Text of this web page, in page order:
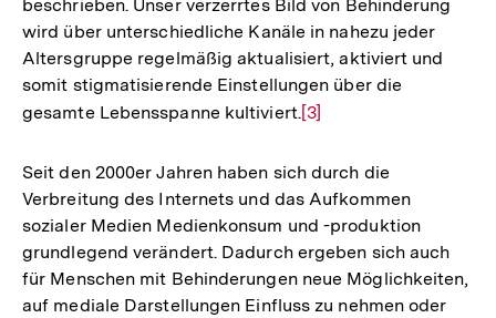
beschrieben. Unser verzerrtes Bild von Behinderung
wird über unterschiedliche Kanäle in nahezu jeder
Altersgruppe regelmäßig aktualisiert, aktiviert und
somit stigmatisierende Einstellungen über die
gesamte Lebensspanne kultiviert.Zur
der
Fußnote
[3]
Seit den 2000er Jahren haben sich durch die
Verbreitung des Internets und das Aufkommen
sozialer Medien Medienkonsum und -produktion
grundlegend verändert. Dadurch ergeben sich auch
für Menschen mit Behinderungen neue Möglichkeiten,
auf mediale Darstellungen Einfluss zu nehmen oder